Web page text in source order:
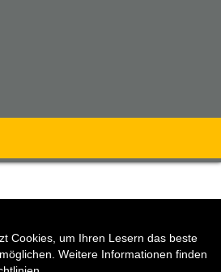
Cookies, um Ihren Lesern das beste
Weitere Informationen finden
Auftrag widerrufen